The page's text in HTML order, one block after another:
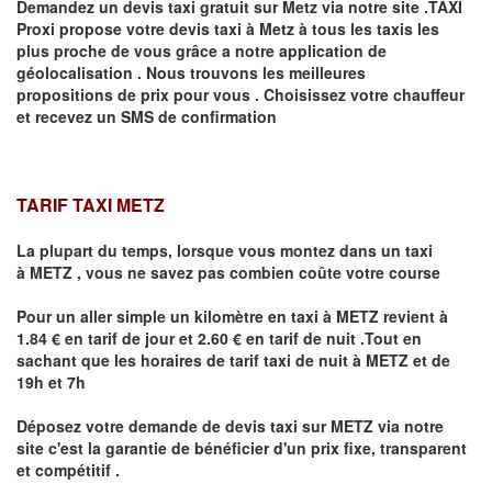
Demandez un devis taxi gratuit sur Metz via notre site .TAXI
Proxi propose votre devis taxi à Metz à tous les taxis les
plus proche de vous grâce a notre application de
géolocalisation . Nous trouvons les meilleures
propositions de prix pour vous . Choisissez votre chauffeur
et recevez un SMS de confirmation
TARIF TAXI METZ
La plupart du temps, lorsque vous montez dans un taxi
à METZ , vous ne savez pas combien coûte votre course
Pour un aller simple un kilomètre en taxi à METZ revient à
1.84 € en tarif de jour et 2.60 € en tarif de nuit .Tout en
sachant que les horaires de tarif taxi de nuit à METZ et de
19h et 7h
Déposez votre demande de devis taxi sur METZ via notre
site c'est la garantie de bénéficier d'un prix fixe, transparent
et compétitif .